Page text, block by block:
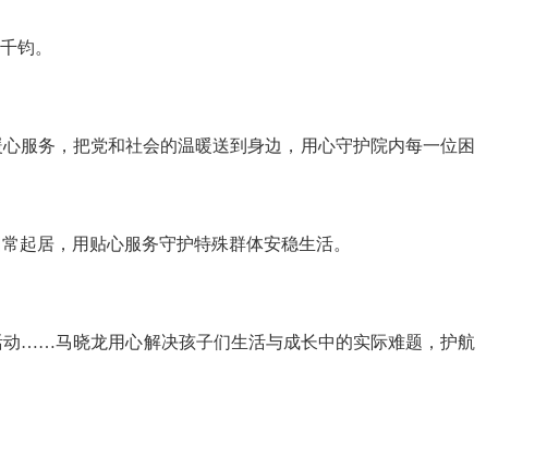
钧。
服务，把党和社会的温暖送到身边，用心守护院内每一位困
起居，用贴心服务守护特殊群体安稳生活。
……马晓龙用心解决孩子们生活与成长中的实际难题，护航